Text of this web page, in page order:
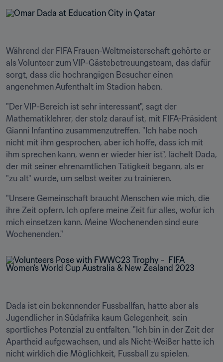
Während der FIFA Frauen-Weltmeisterschaft gehörte er
als Volunteer zum VIP-Gästebetreuungsteam, das dafür
sorgt, dass die hochrangigen Besucher einen
angenehmen Aufenthalt im Stadion haben.
"Der VIP-Bereich ist sehr interessant", sagt der
Mathematiklehrer, der stolz darauf ist, mit FIFA-Präsident
Gianni Infantino zusammenzutreffen. "Ich habe noch
nicht mit ihm gesprochen, aber ich hoffe, dass ich mit
ihm sprechen kann, wenn er wieder hier ist", lächelt Dada,
der mit seiner ehrenamtlichen Tätigkeit begann, als er
"zu alt" wurde, um selbst weiter zu trainieren.
"Unsere Gemeinschaft braucht Menschen wie mich, die
ihre Zeit opfern. Ich opfere meine Zeit für alles, wofür ich
mich einsetzen kann. Meine Wochenenden sind eure
Wochenenden."
Dada ist ein bekennender Fussballfan, hatte aber als
Jugendlicher in Südafrika kaum Gelegenheit, sein
sportliches Potenzial zu entfalten. "Ich bin in der Zeit der
Apartheid aufgewachsen, und als Nicht-Weißer hatte ich
nicht wirklich die Möglichkeit, Fussball zu spielen.